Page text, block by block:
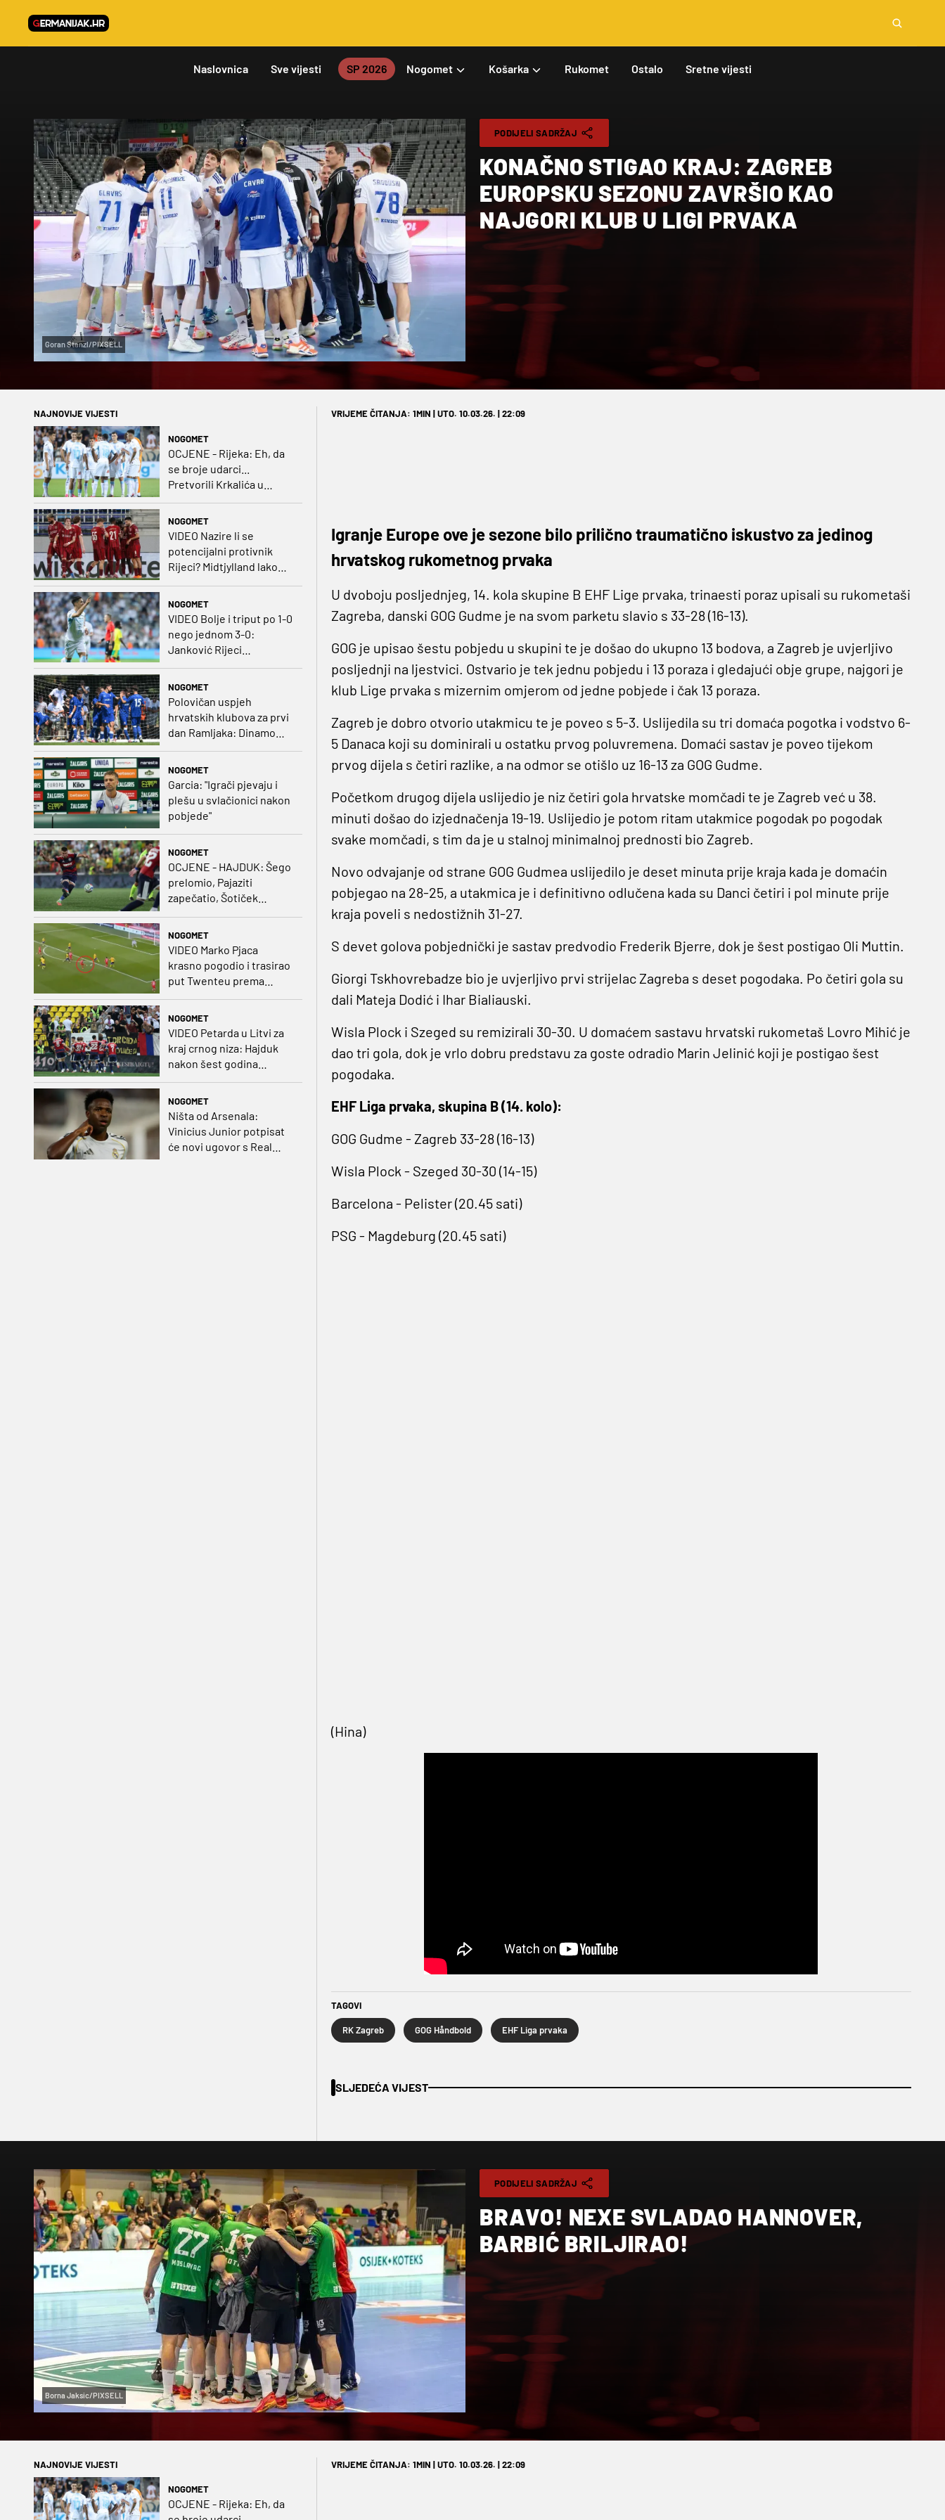
Naslovnica Sve vijesti SP 2026 Nogomet Košarka Rukomet Ostalo Sretne vijesti
Goran Stanzl/PIXSELL
PODIJELI SADRŽAJ
KONAČNO STIGAO KRAJ: ZAGREB
EUROPSKU SEZONU ZAVRŠIO KAO
NAJGORI KLUB U LIGI PRVAKA
NAJNOVIJE VIJESTI
NOGOMET
OCJENE - Rijeka: Eh, da
se broje udarci...
Pretvorili Krkalića u
NOGOMET
VIDEO Nazire li se
potencijalni protivnik
Rijeci? Midtjylland lako
NOGOMET
VIDEO Bolje i triput po 1-0
nego jednom 3-0:
Janković Rijeci
projektilom donio slavlje
protivnika
NOGOMET
Polovičan uspjeh
hrvatskih klubova za prvi
dan Ramljaka: Dinamo
poražen od Juventusa,
NOGOMET
Garcia: "Igrači pjevaju i
plešu u svlačionici nakon
pobjede"
NOGOMET
OCJENE - HAJDUK: Šego
prelomio, Pajaziti
zapečatio, Šotiček
NOGOMET
VIDEO Marko Pjaca
krasno pogodio i trasirao
put Twenteu prema
važnoj pobjedi
NOGOMET
VIDEO Petarda u Litvi za
kraj crnog niza: Hajduk
nakon šest godina
NOGOMET
Ništa od Arsenala:
Vinicius Junior potpisat
će novi ugovor s Real
VRIJEME ČITANJA: 1MIN | UTO. 10.03.26. | 22:09
Igranje Europe ove je sezone bilo prilično traumatično iskustvo za jedinog
hrvatskog rukometnog prvaka
U dvoboju posljednjeg, 14. kola skupine B EHF Lige prvaka, trinaesti poraz upisali su rukometaši
Zagreba, danski GOG Gudme je na svom parketu slavio s 33-28 (16-13).
GOG je upisao šestu pobjedu u skupini te je došao do ukupno 13 bodova, a Zagreb je uvjerljivo
posljednji na ljestvici. Ostvario je tek jednu pobjedu i 13 poraza i gledajući obje grupe, najgori je
klub Lige prvaka s mizernim omjerom od jedne pobjede i čak 13 poraza.
Zagreb je dobro otvorio utakmicu te je poveo s 5-3. Uslijedila su tri domaća pogotka i vodstvo 6-
5 Danaca koji su dominirali u ostatku prvog poluvremena. Domaći sastav je poveo tijekom
prvog dijela s četiri razlike, a na odmor se otišlo uz 16-13 za GOG Gudme.
Početkom drugog dijela uslijedio je niz četiri gola hrvatske momčadi te je Zagreb već u 38.
minuti došao do izjednačenja 19-19. Uslijedio je potom ritam utakmice pogodak po pogodak
svake momčadi, s tim da je u stalnoj minimalnoj prednosti bio Zagreb.
Novo odvajanje od strane GOG Gudmea uslijedilo je deset minuta prije kraja kada je domaćin
pobjegao na 28-25, a utakmica je i definitivno odlučena kada su Danci četiri i pol minute prije
kraja poveli s nedostižnih 31-27.
S devet golova pobjednički je sastav predvodio Frederik Bjerre, dok je šest postigao Oli Muttin.
Giorgi Tskhovrebadze bio je uvjerljivo prvi strijelac Zagreba s deset pogodaka. Po četiri gola su
dali Mateja Dodić i Ihar Bialiauski.
Wisla Plock i Szeged su remizirali 30-30. U domaćem sastavu hrvatski rukometaš Lovro Mihić je
dao tri gola, dok je vrlo dobru predstavu za goste odradio Marin Jelinić koji je postigao šest
pogodaka.
EHF Liga prvaka, skupina B (14. kolo):
GOG Gudme - Zagreb 33-28 (16-13)
Wisla Plock - Szeged 30-30 (14-15)
Barcelona - Pelister (20.45 sati)
PSG - Magdeburg (20.45 sati)
(Hina)
TAGOVI
RK Zagreb GOG Håndbold EHF Liga prvaka
SLJEDEĆA VIJEST
Borna Jaksic/PIXSELL
PODIJELI SADRŽAJ
BRAVO! NEXE SVLADAO HANNOVER,
BARBIĆ BRILJIRAO!
NAJNOVIJE VIJESTI
NOGOMET
OCJENE - Rijeka: Eh, da
VRIJEME ČITANJA: 1MIN | UTO. 10.03.26. | 22:09